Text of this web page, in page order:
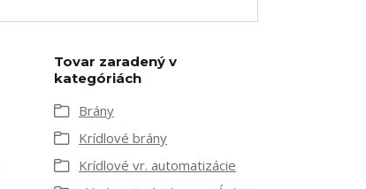
Tovar zaradený v
kategóriách
Brány
Krídlové brány
Krídlové vr. automatizácie